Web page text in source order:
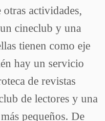
actividades,
cineclub y una
tienen como eje
hay un servicio
de revistas
de lectores y una
pequeños. De